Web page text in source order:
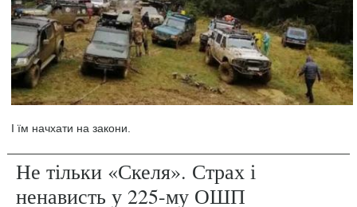
І їм начхати на закони.
Не тільки «Скеля». Страх і
ненависть у 225-му ОШП